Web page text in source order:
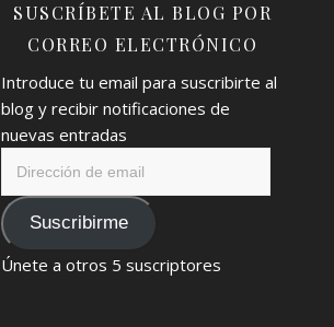
SUSCRÍBETE AL BLOG POR
CORREO ELECTRÓNICO
Introduce tu email para suscribirte al
blog y recibir notificaciones de
nuevas entradas
emailSuscribirme
Únete a otros 5 suscriptores